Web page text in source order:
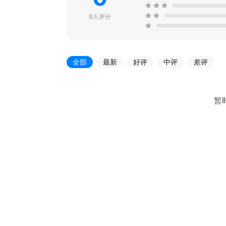
0人评分
全部 最新 好评 中评 差评